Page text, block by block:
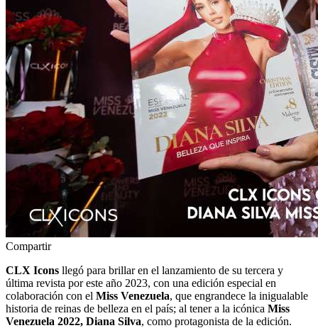
Compartir
CLX Icons llegó para brillar en el lanzamiento de su tercera y
última revista por este año 2023, con una edición especial en
colaboración con el Miss Venezuela, que engrandece la inigualable
historia de reinas de belleza en el país; al tener a la icónica Miss
Venezuela 2022, Diana Silva, como protagonista de la edición.